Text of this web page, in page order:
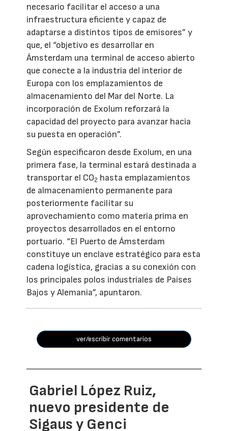
necesario facilitar el acceso a una
infraestructura eficiente y capaz de
adaptarse a distintos tipos de emisores” y
que, el “objetivo es desarrollar en
Ámsterdam una terminal de acceso abierto
que conecte a la industria del interior de
Europa con los emplazamientos de
almacenamiento del Mar del Norte. La
incorporación de Exolum reforzará la
capacidad del proyecto para avanzar hacia
su puesta en operación”.
Según especificaron desde Exolum, en una
primera fase, la terminal estará destinada a
transportar el CO2 hasta emplazamientos
de almacenamiento permanente para
posteriormente facilitar su
aprovechamiento como materia prima en
proyectos desarrollados en el entorno
portuario. “El Puerto de Ámsterdam
constituye un enclave estratégico para esta
cadena logística, gracias a su conexión con
los principales polos industriales de Países
Bajos y Alemania”, apuntaron.
ver/escribir comentarios
Gabriel López Ruiz,
nuevo presidente de
Sigaus y Genci